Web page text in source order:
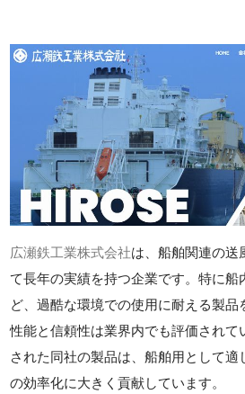
広瀬鉄工業株式会社は、船舶関連の送
て長年の実績を持つ企業です。特に船
ど、過酷な環境での使用に耐える製品
性能と信頼性は業界内でも評価されて
された同社の製品は、船舶用として適
の効率化に大きく貢献しています。